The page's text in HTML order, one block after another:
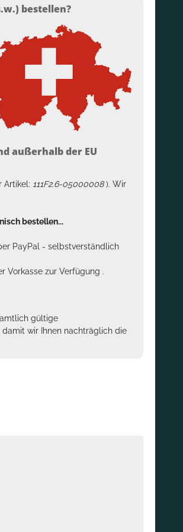
bestellen?
außerhalb der EU
Artikel: 111F2.6-05000008). Wir
bestellen...
PayPal - selbstverständlich
Vorkasse zur Verfügung .
amtlich gültige
wir Ihnen nachträglich die